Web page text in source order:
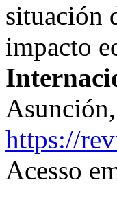
situación
impacto
https://
Acesso